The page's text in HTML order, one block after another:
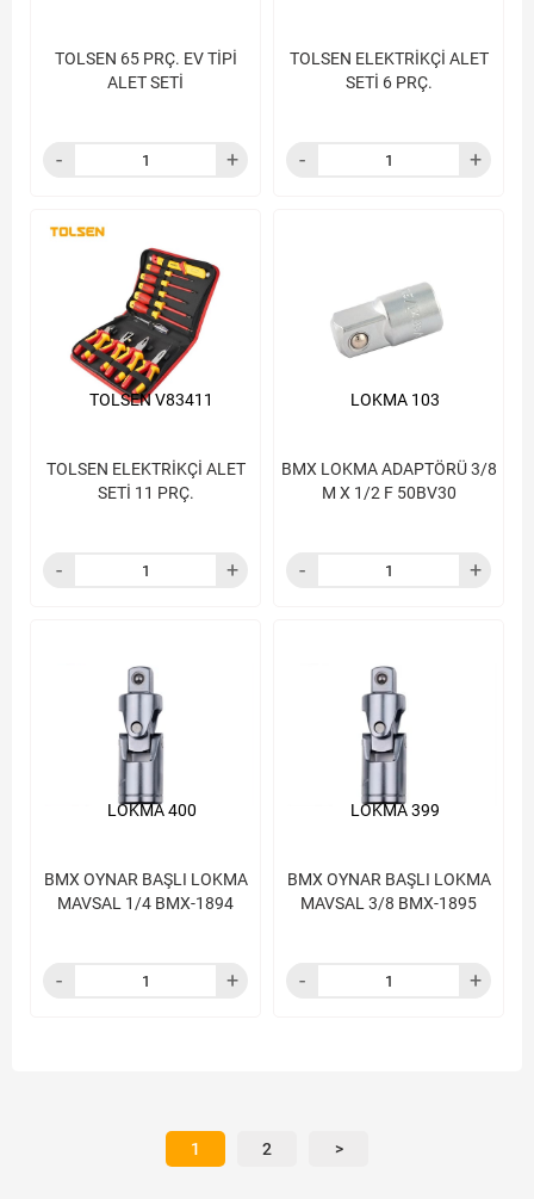
TOLSEN 65 PRÇ. EV TİPİ
ALET SETİ
TOLSEN ELEKTRİKÇİ ALET
SETİ 6 PRÇ.
TOLSEN ELEKTRİKÇİ ALET
SETİ 11 PRÇ.
TOLSEN V83411
BMX LOKMA ADAPTÖRÜ 3/8
M X 1/2 F 50BV30
LOKMA 103
BMX OYNAR BAŞLI LOKMA
MAVSAL 1/4 BMX-1894
LOKMA 400
BMX OYNAR BAŞLI LOKMA
MAVSAL 3/8 BMX-1895
LOKMA 399
1 2 >